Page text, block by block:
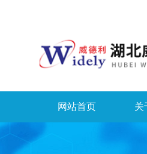
网站首页 关